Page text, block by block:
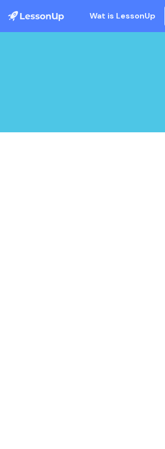
Wat is LessonUp